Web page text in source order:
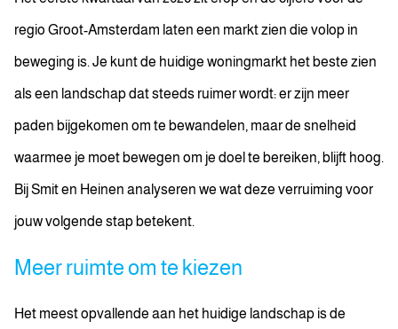
regio Groot-Amsterdam laten een markt zien die volop in
beweging is. Je kunt de huidige woningmarkt het beste zien
als een landschap dat steeds ruimer wordt: er zijn meer
paden bijgekomen om te bewandelen, maar de snelheid
waarmee je moet bewegen om je doel te bereiken, blijft hoog.
Bij Smit en Heinen analyseren we wat deze verruiming voor
jouw volgende stap betekent.
Meer ruimte om te kiezen
Het meest opvallende aan het huidige landschap is de